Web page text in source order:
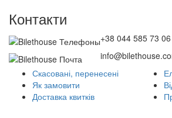
Контакти
+38 044 585 73 06
Скасовані, перенесені
Як замовити
Доставка квитків